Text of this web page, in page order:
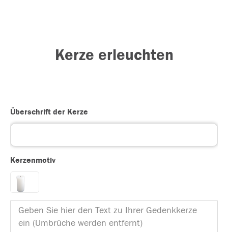
Kerze erleuchten
Überschrift der Kerze
Kerzenmotiv